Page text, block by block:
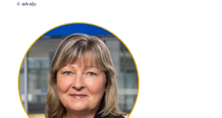
© advalju